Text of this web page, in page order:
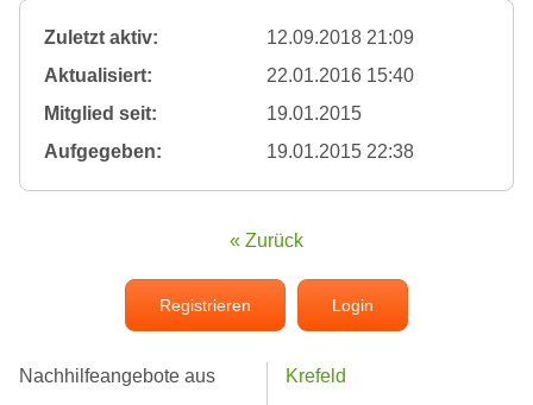
Zuletzt aktiv:
12.09.2018 21:09
Aktualisiert:
22.01.2016 15:40
Mitglied seit:
19.01.2015
Aufgegeben:
19.01.2015 22:38
« Zurück
Registrieren Login
Nachhilfeangebote aus
Krefeld